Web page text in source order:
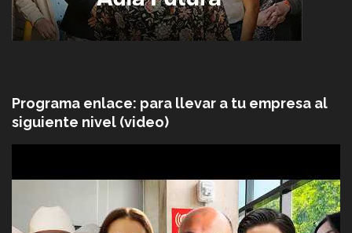
Programa enlace: para llevar a tu empresa al
siguiente nivel (video)